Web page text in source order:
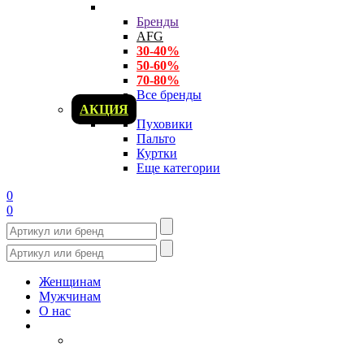
Бренды
AFG
30-40%
50-60%
70-80%
Все бренды
АКЦИЯ
Пуховики
Пальто
Куртки
Еще категории
0
0
Женщинам
Мужчинам
О нас